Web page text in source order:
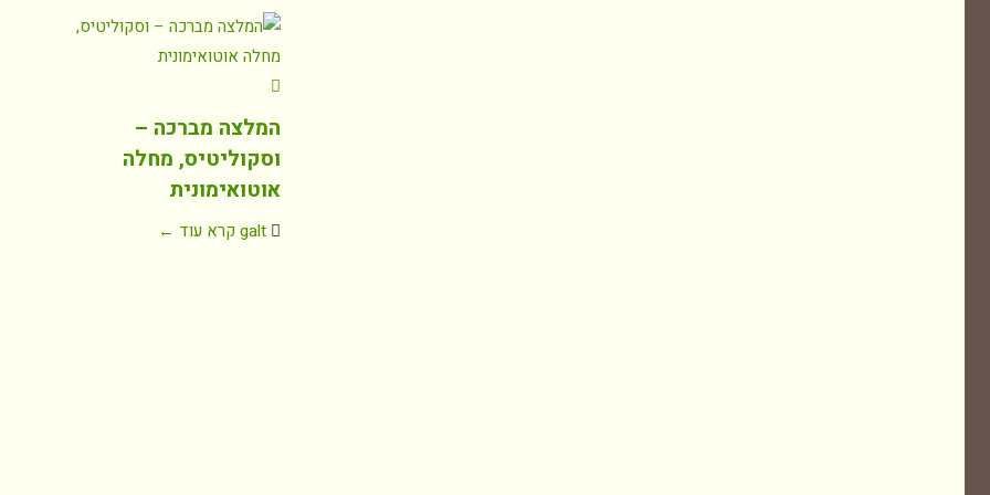
המלצה מברכה –
וסקוליטיס, מחלה
אוטואימונית
galt קרא עוד ←